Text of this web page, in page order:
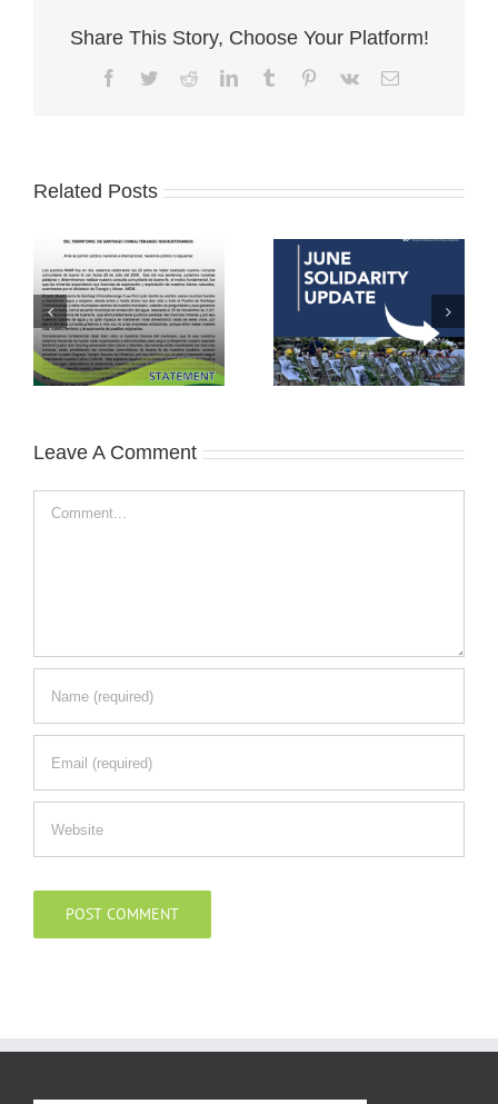
Share This Story, Choose Your Platform!
Facebook
TwitterRedditLinkedInTumblr Pinterest
Vk Email
Related Posts
Leave A Comment